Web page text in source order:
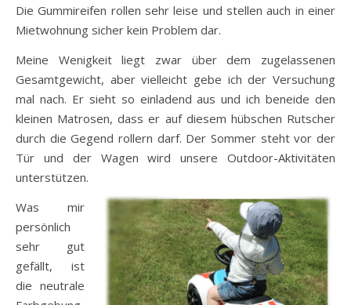
Die Gummireifen rollen sehr leise und stellen auch in einer
Mietwohnung sicher kein Problem dar.
Meine Wenigkeit liegt zwar über dem zugelassenen
Gesamtgewicht, aber vielleicht gebe ich der Versuchung
mal nach. Er sieht so einladend aus und ich beneide den
kleinen Matrosen, dass er auf diesem hübschen Rutscher
durch die Gegend rollern darf. Der Sommer steht vor der
Tür und der Wagen wird unsere Outdoor-Aktivitäten
unterstützen.
Was mir
persönlich
sehr gut
gefällt, ist
die neutrale